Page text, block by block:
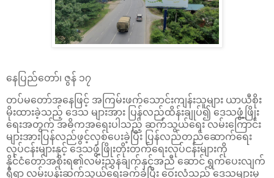
နေပြည်တော်၊ ဇွန် ၁၇
တပ်မတော်အနေဖြင့် အကြမ်းဖက်သောင်းကျန်းသူများ ယာယီစိုး
မိုးထားခဲ့သည့် ဒေသ များအား ပြန်လည်ထိန်းချုပ်၍ ဒေသဖွံ့ဖြိုး
ရေးအတွက် အဓိကအရေးပါသည့် ဆက်သွယ်ရေး လမ်းကြောင်း
များအားပြန်လည်ဖွင့်လှစ်ပေးခဲ့ပြီး ပြန်လည်တည်ဆောက်ရေး
လုပ်ငန်းများနှင့် ဒေသဖွံ့ဖြိုးတိုးတက်ရေးလုပ်ငန်းများကို
နိုင်ငံတော်အစိုးရ၏လမ်းညွှန်ချက်နှင့်အညီ ဆောင် ရွက်ပေးလျက်
ရှိရာ လမ်းပန်းဆက်သွယ်ရေးခက်ခဲပြီး ဝေးလံသည့် ဒေသများမှ